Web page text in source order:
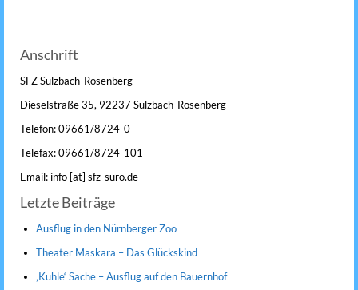
Anschrift
SFZ Sulzbach-Rosenberg
Dieselstraße 35, 92237 Sulzbach-Rosenberg
Telefon: 09661/8724-0
Telefax: 09661/8724-101
Email: info [at] sfz-suro.de
Letzte Beiträge
Ausflug in den Nürnberger Zoo
Theater Maskara – Das Glückskind
‚Kuhle‘ Sache – Ausflug auf den Bauernhof